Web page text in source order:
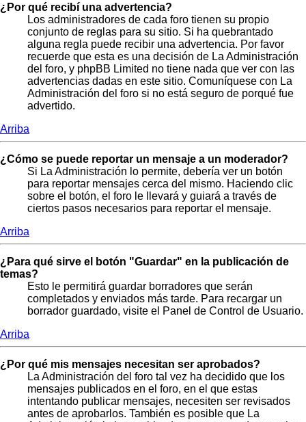
¿Por qué recibí una advertencia?
Los administradores de cada foro tienen su propio
conjunto de reglas para su sitio. Si ha quebrantado
alguna regla puede recibir una advertencia. Por favor
recuerde que esta es una decisión de La Administración
del foro, y phpBB Limited no tiene nada que ver con las
advertencias dadas en este sitio. Comuníquese con La
Administración del foro si no está seguro de porqué fue
advertido.
Arriba
¿Cómo se puede reportar un mensaje a un moderador?
Si La Administración lo permite, debería ver un botón
para reportar mensajes cerca del mismo. Haciendo clic
sobre el botón, el foro le llevará y guiará a través de
ciertos pasos necesarios para reportar el mensaje.
Arriba
¿Para qué sirve el botón "Guardar" en la publicación de
temas?
Esto le permitirá guardar borradores que serán
completados y enviados más tarde. Para recargar un
borrador guardado, visite el Panel de Control de Usuario.
Arriba
¿Por qué mis mensajes necesitan ser aprobados?
La Administración del foro tal vez ha decidido que los
mensajes publicados en el foro, en el que estas
intentando publicar mensajes, necesiten ser revisados
antes de aprobarlos. También es posible que La